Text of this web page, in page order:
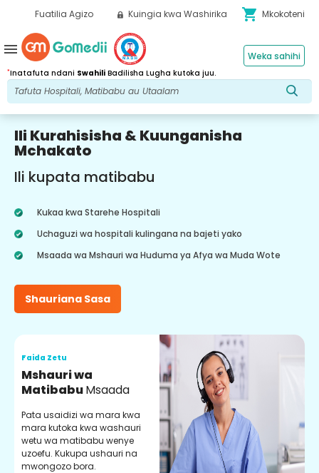
Fuatilia Agizo Kuingia kwa Washirika shopping_cart Mkokoteni
*Inatafuta ndani Swahili Badilisha Lugha kutoka juu.
Weka sahihi
menu
Ili Kurahisisha & Kuunganisha
Mchakato
Ili kupata matibabu
Kukaa kwa Starehe Hospitali
Uchaguzi wa hospitali kulingana na bajeti yako
Msaada wa Mshauri wa Huduma ya Afya wa Muda Wote
Shauriana Sasa
Faida Zetu
Mshauri wa
MatibabuMsaada
Pata usaidizi wa mara kwa
mara kutoka kwa washauri
wetu wa matibabu wenye
uzoefu. Kukupa ushauri na
mwongozo bora.